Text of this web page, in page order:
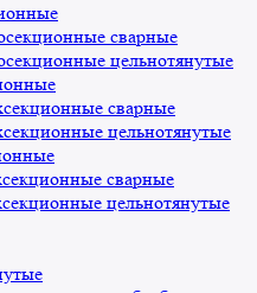
сварные
цельнотянутые
сварные
цельнотянутые
сварные
цельнотянутые